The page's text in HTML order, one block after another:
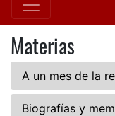
Materias
A un mes de la
Biografías y